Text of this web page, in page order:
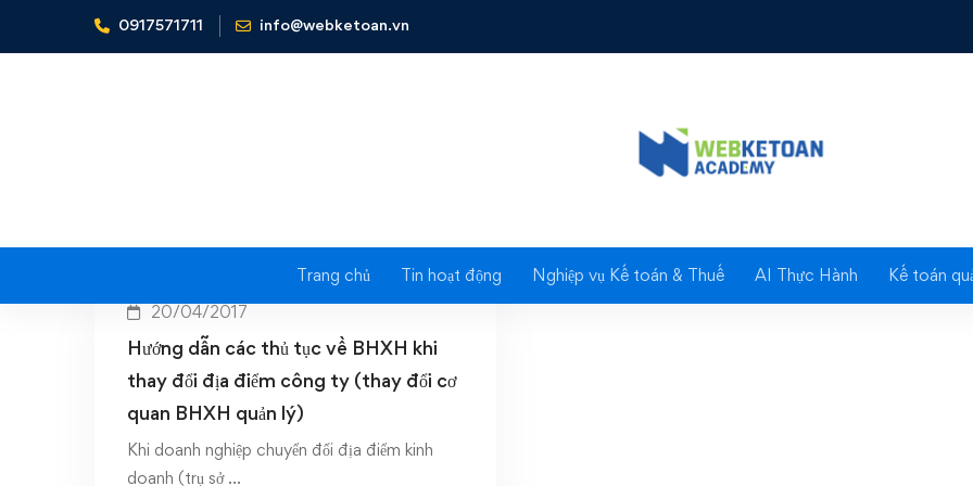
0917571711 info@webketoan.vn
Trang chủ Tin hoạt động Nghiệp vụ Kế toán & Thuế AI Thực Hành Kế toán
Home Hồ sơ thay đổi cơ quan BHXH quản lý
20/04/2017
Hướng dẫn các thủ tục về BHXH khi
thay đổi địa điểm công ty (thay đổi cơ
quan BHXH quản lý)
Khi doanh nghiệp chuyển đổi địa điểm kinh
doanh (trụ sở …